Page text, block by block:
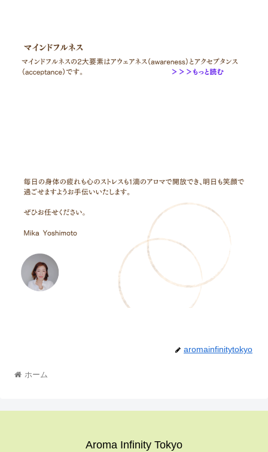
aromainfinitytokyo
ホーム
Aroma Infinity Tokyo